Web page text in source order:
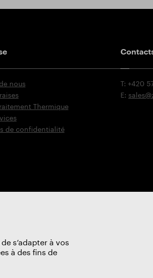
nous
Thermique
de confidentialité
T: +420
E:
s’adapter à vos
à des fins de